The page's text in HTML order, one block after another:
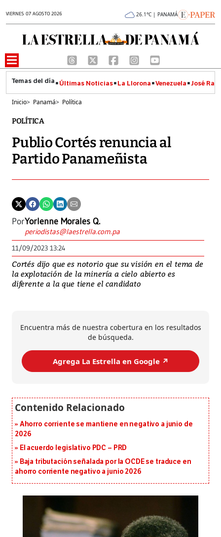
VIERNES 07 AGOSTO 2026 26.1°C | PANAMÁ
Últimas Noticias La Llorona Venezuela José
Inicio> Panamá> Política
POLÍTICA
Publio Cortés renuncia al
Partido Panameñista
PorYorlenne Morales Q.
periodistas@laestrella.com.pa
11/09/2023 13:24
Cortés dijo que es notorio que su visión en el tema de
la explotación de la minería a cielo abierto es
diferente a la que tiene el candidato
Encuentra más de nuestra cobertura en los resultados
de búsqueda.
Agrega La Estrella en Google ↗️
Ahorro corriente se mantiene en negativo a junio de
2026
El acuerdo legislativo PDC – PRD
Baja tributación señalada por la OCDE se traduce en
ahorro corriente negativo a junio 2026